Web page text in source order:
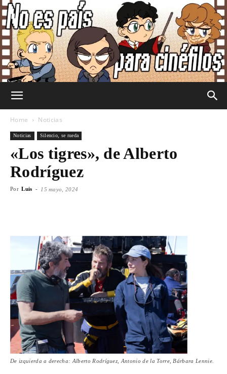
Para
Cinéfilos
Home Noticias
Noticias Silencio, se rueda
«Los tigres», de Alberto
Rodríguez
Por Luis - 15 mayo, 2024
De izquierda a derecha: Alberto Rodríguez, Antonio de la Torre, Bárbara Lennie.